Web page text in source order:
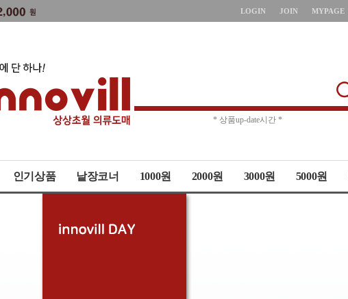
LOGIN JOIN MYPAGE
* 주문취소 제한 *
* 상품up-date시간 *
인기상품 낱장코너 1000원 2000원 3000원 5000원